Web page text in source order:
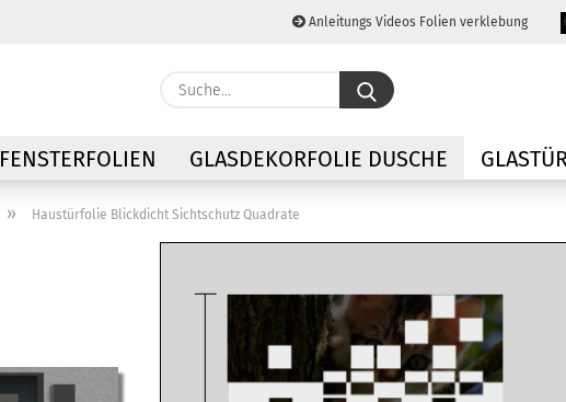
Anleitungs Videos Folien verklebung
E-
Suche...
FENSTERFOLIEN GLASDEKORFOLIE DUSCHE
» Haustürfolie Blickdicht Sichtschutz Quadrate